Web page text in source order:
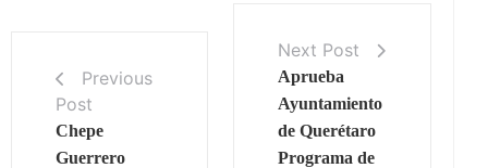
Previous
Post
Chepe
Guerrero
Next Post
Aprueba
Ayuntamiento
de Querétaro
Programa de